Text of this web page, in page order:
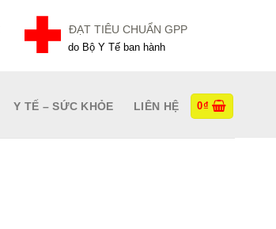
ĐẠT TIÊU CHUẨN GPP
do Bộ Y Tế ban hành
Y TẾ – SỨC KHỎE LIÊN HỆ 0₫